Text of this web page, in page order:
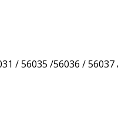
/ 56035 /56036 / 56037